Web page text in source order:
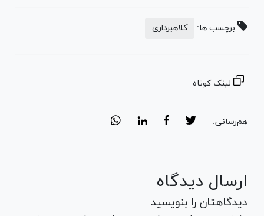
برچسب ها: کلاهبرداری
لینک کوتاه
هم‌رسانی:
ارسال دیدگاه
دیدگاهتان را بنویسید